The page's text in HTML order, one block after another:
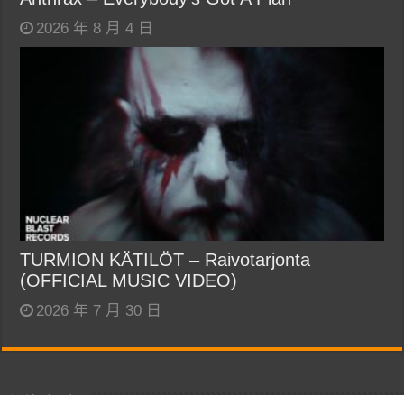
2026 年 8 月 4 日
TURMION KÄTILÖT – Raivotarjonta
(OFFICIAL MUSIC VIDEO)
2026 年 7 月 30 日